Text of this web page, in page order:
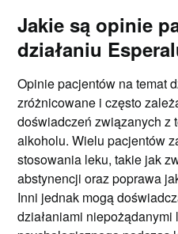
Jakie są opinie
działaniu
Opinie pacjentów na temat
zróżnicowane i często
doświadczeń związanych z
alkoholu. Wielu pacjentów
stosowania leku, takie jak
abstynencji oraz poprawa
Inni jednak mogą
działaniami